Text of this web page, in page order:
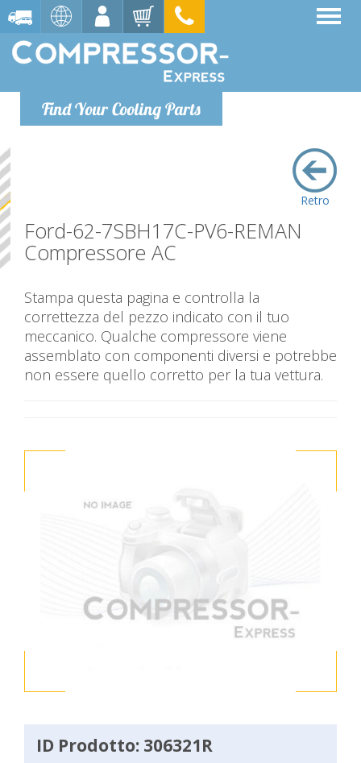
Find Your Cooling Parts
Retro
Ford-62-7SBH17C-PV6-REMAN
Compressore AC
Stampa questa pagina e controlla la
correttezza del pezzo indicato con il tuo
meccanico. Qualche compressore viene
assemblato con componenti diversi e potrebbe
non essere quello corretto per la tua vettura.
ID Prodotto: 306321R